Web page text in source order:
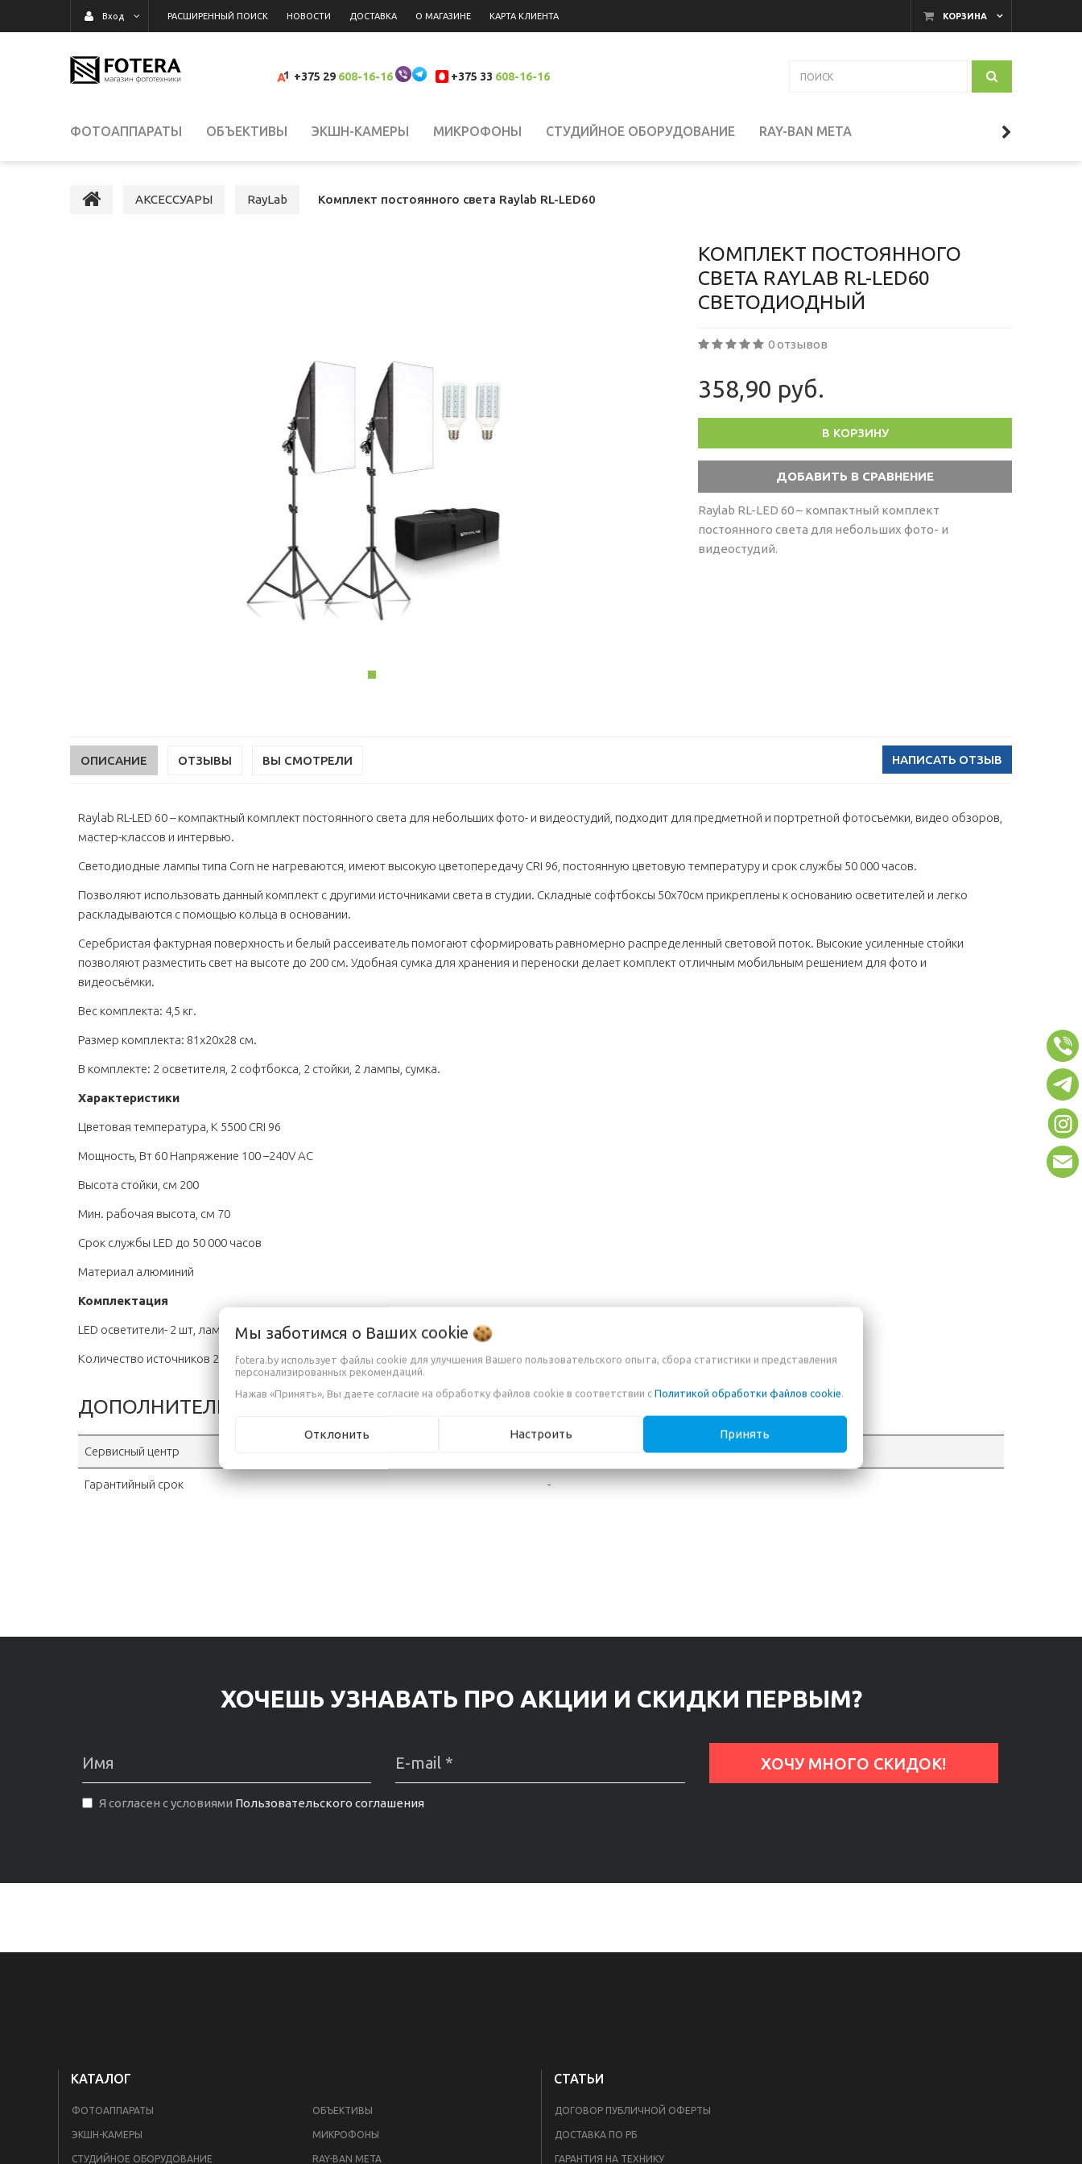
КОРЗИНА
Вход РАСШИРЕННЫЙ ПОИСК НОВОСТИ ДОСТАВКА О МАГАЗИНЕ КАРТА КЛИЕНТА
+375 29 608-16-16 +375 33 608-16-16
ФОТОАППАРАТЫ ОБЪЕКТИВЫ ЭКШН-КАМЕРЫ МИКРОФОНЫ СТУДИЙНОЕ ОБОРУДОВАНИЕ RAY-BAN META
БИНОКЛИ ТЕЛЕСКОПЫ
АКСЕССУАРЫ
АКСЕССУАРЫ RayLab Комплект постоянного света Raylab RL-LED60
КОМПЛЕКТ ПОСТОЯННОГО
СВЕТА RAYLAB RL-LED60
СВЕТОДИОДНЫЙ
0 отзывов
358,90 руб.
В КОРЗИНУ
Raylab RL-LED 60 – компактный комплект
постоянного света для небольших фото- и
видеостудий.
ОПИСАНИЕ ОТЗЫВЫ НАПИСАТЬ ОТЗЫВ
ВЫ СМОТРЕЛИ
Raylab RL-LED 60 – компактный комплект постоянного света для небольших фото- и видеостудий, подходит для предметной и портретной фотосъемки, видео обзоров,
мастер-классов и интервью.
Светодиодные лампы типа Corn не нагреваются, имеют высокую цветопередачу CRI 96, постоянную цветовую температуру и срок службы 50 000 часов.
Позволяют использовать данный комплект с другими источниками света в студии. Складные софтбоксы 50х70см прикреплены к основанию осветителей и легко
раскладываются с помощью кольца в основании.
Серебристая фактурная поверхность и белый рассеиватель помогают сформировать равномерно распределенный световой поток. Высокие усиленные стойки
позволяют разместить свет на высоте до 200 см. Удобная сумка для хранения и переноски делает комплект отличным мобильным решением для фото и
видеосъёмки.
Вес комплекта: 4,5 кг.
Размер комплекта: 81x20x28 см.
В комплекте: 2 осветителя, 2 софтбокса, 2 стойки, 2 лампы, сумка.
Характеристики
Цветовая температура, К 5500 CRI 96
Мощность, Вт 60 Напряжение 100 –240V AC
Высота стойки, см 200
Мин. рабочая высота, см 70
Срок службы LED до 50 000 часов
Материал алюминий
Комплектация
LED осветители- 2 шт, лампа - 2 шт, софтбокс - 2 шт, стойка -2 шт, сумочка для переноски и хранения
Количество источников 2
ДОПОЛНИТЕЛЬНАЯ ИНФОРМАЦИЯ
Сервисный центр "OOO Вигурком", г. Минск, Сурганова 57б, №310
Гарантийный срок -
ХОЧЕШЬ УЗНАВАТЬ ПРО АКЦИИ И СКИДКИ ПЕРВЫМ?
Я согласен с условиями Пользовательского соглашения
КАТАЛОГ
ФОТОАППАРАТЫ ОБЪЕКТИВЫ
ЭКШН-КАМЕРЫ МИКРОФОНЫ
СТУДИЙНОЕ ОБОРУДОВАНИЕ RAY-BAN META
СТАТЬИ
ДОГОВОР ПУБЛИЧНОЙ ОФЕРТЫ
ДОСТАВКА ПО РБ
ГАРАНТИЯ НА ТЕХНИКУ
Мы заботимся о Ваших cookie
fotera.by использует файлы cookie для улучшения Вашего пользовательского опыта, сбора статистики и представления
персонализированных рекомендаций.
Нажав «Принять», Вы даете согласие на обработку файлов cookie в соответствии с Политикой обработки файлов cookie.
Отклонить Настроить Принять